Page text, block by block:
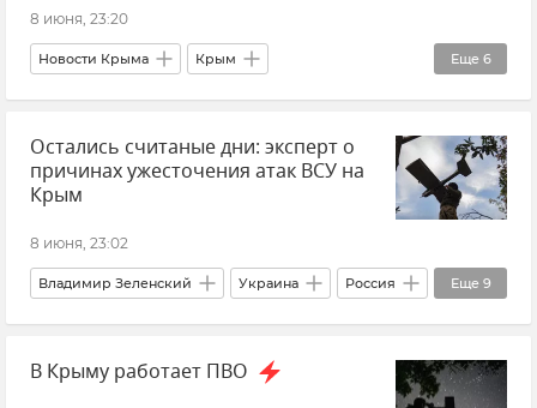
8 июня, 23:20
Еще 6
Новости Крыма Крым
Новости Севастополя Севастополь
Новости Россия В мире
Главное за день
Остались считаные дни: эксперт о
причинах ужесточения атак ВСУ на
Крым
8 июня, 23:02
Еще 9
Владимир Зеленский Украина Россия
Атаки ВСУ Атаки ВСУ на Крым
Безопасность Республики Крым и Севастополя
В Крыму работает ПВО